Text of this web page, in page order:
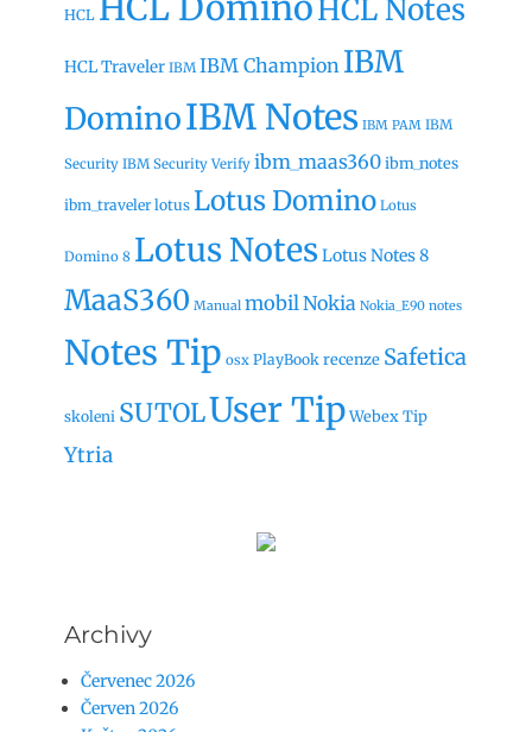
HCL HCL Notes
HCL Traveler IBM IBM Champion IBM
DominoIBM Notes IBM PAM IBM
Security IBM Security Verify ibm_maas360ibm_notes
ibm_traveler lotus Lotus Domino Lotus
Domino 8 Lotus Notes Lotus Notes 8
MaaS360 Manual mobilNokia Nokia_E90 notes
Notes Tip osx PlayBook recenze Safetica
skoleni SUTOLUser TipWebex Tip
Ytria
Archivy
Červenec 2026
Červen 2026